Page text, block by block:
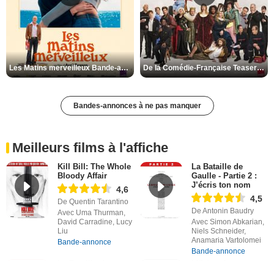
Les Matins merveilleux Bande-annonce VF De la Comédie-Française Teaser VF
Bandes-annonces à ne pas manquer
Meilleurs films à l'affiche
Kill Bill: The Whole
Bloody Affair
4,6
De Quentin Tarantino
Avec Uma Thurman,
David Carradine, Lucy
Liu
Bande-annonce
La Bataille de
Gaulle - Partie 2 :
J’écris ton nom
4,5
De Antonin Baudry
Avec Simon Abkarian,
Niels Schneider,
Anamaria Vartolomei
Bande-annonce